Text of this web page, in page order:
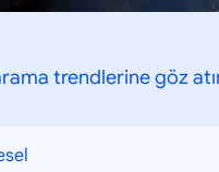
arama trendlerine göz